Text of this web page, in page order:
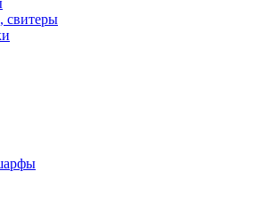
свитеры